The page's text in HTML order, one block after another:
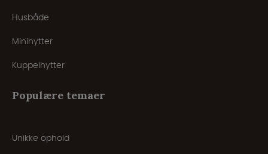
Husbåde
Minihytter
Kuppelhytter
Populære temaer
Unikke ophold